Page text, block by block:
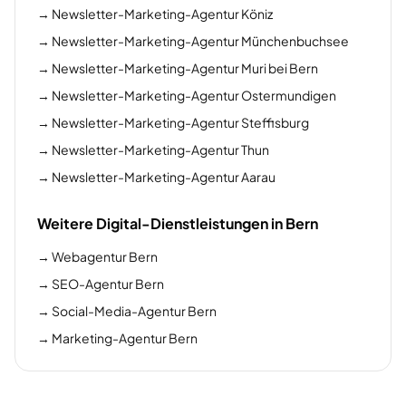
→ Newsletter-Marketing-Agentur Köniz
→ Newsletter-Marketing-Agentur Münchenbuchsee
→ Newsletter-Marketing-Agentur Muri bei Bern
→ Newsletter-Marketing-Agentur Ostermundigen
→ Newsletter-Marketing-Agentur Steffisburg
→ Newsletter-Marketing-Agentur Thun
→ Newsletter-Marketing-Agentur Aarau
Weitere Digital-Dienstleistungen in Bern
→ Webagentur Bern
→ SEO-Agentur Bern
→ Social-Media-Agentur Bern
→ Marketing-Agentur Bern